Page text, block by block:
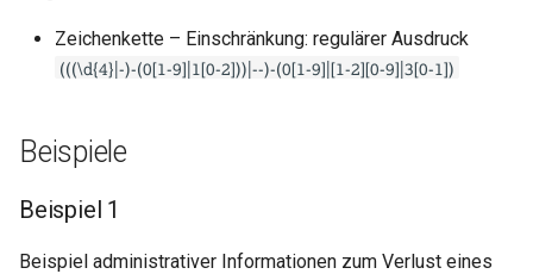
Zeichenkette – Einschränkung: regulärer Ausdruck
(((\d{4}|-)-(0[1-9]|1[0-2]))|--)-(0[1-9]|[1-2][0-9]|3[0-1])
Beispiele
Beispiel 1
Beispiel administrativer Informationen zum Verlust eines